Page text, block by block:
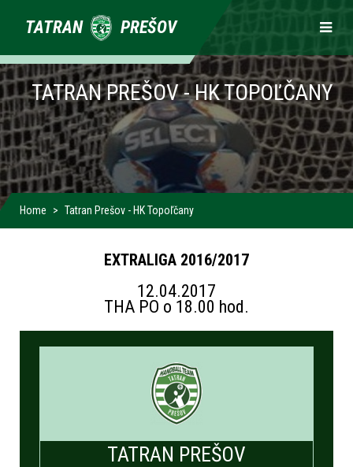
TATRAN PREŠOV
Primárne
odkazy
TATRAN PREŠOV - HK TOPOĽČANY
Home Tatran Prešov - HK Topoľčany
EXTRALIGA 2016/2017
12.04.2017
THA PO o 18.00 hod.
TATRAN PREŠOV